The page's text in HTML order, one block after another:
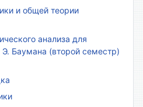
и общей теории
анализа для
Баумана (второй семестр)